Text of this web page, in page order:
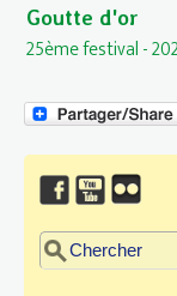
Goutte d'or
25ème festival -
Formulaire
Chercher dans